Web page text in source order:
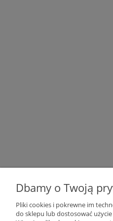
Warunki zakupów
Formy płatności
Prawa konsumenta -
Dbamy o Twoją
Pliki cookies i pokrewne im
do sklepu lub dostosować